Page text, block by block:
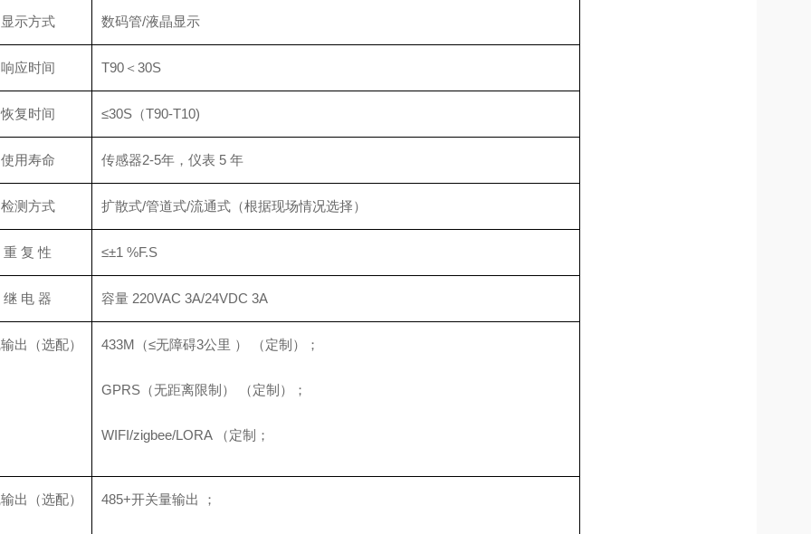
显示方式 数码管/液晶显示
响应时间 T90＜30S
恢复时间 ≤30S（T90-T10)
使用寿命 传感器2-5年，仪表 5 年
检测方式 扩散式/管道式/流通式（根据现场情况选择）
重 复 性 ≤±1 %F.S
继 电 器 容量 220VAC 3A/24VDC 3A
出（选配） 433M（≤无障碍3公里 ） （定制）；
GPRS（无距离限制） （定制）；
WIFI/zigbee/LORA （定制；
出（选配） 485+开关量输出 ；